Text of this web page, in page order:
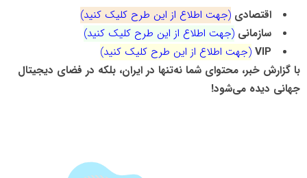
اقتصادی (جهت اطلاع از این طرح کلیک کنید)
سازمانی (جهت اطلاع از این طرح کلیک کنید)
VIP (جهت اطلاع از این طرح کلیک کنید)
با گزارش خبر، محتوای شما نه‌تنها در ایران، بلکه در فضای دیجیتال
جهانی دیده می‌شود!